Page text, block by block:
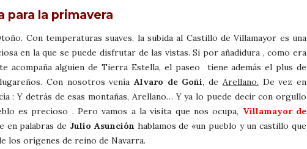
para la primavera
Con temperaturas suaves, la subida al Castillo de Villamayor es una
en la que se puede disfrutar de las vistas. Si por añadidura , como era
acompaña alguien de Tierra Estella, el paseo tiene además el plus de
Con nosotros venía Alvaro de Goñi, de Arellano. De vez en
: Y detrás de esas montañas, Arellano… Y ya lo puede decir con orgullo
es precioso . Pero vamos a la visita que nos ocupa, Villamayor de
en palabras de Julio Asunción hablamos de «un pueblo y un castillo que
los orígenes de reino de Navarra.